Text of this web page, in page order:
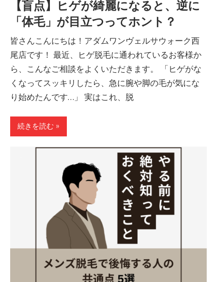
【盲点】ヒゲが綺麗になると、逆に
「体毛」が目立つってホント？
皆さんこんにちは！アダムワンヴェルサウォーク西
尾店です！ 最近、ヒゲ脱毛に通われているお客様か
ら、こんなご相談をよくいただきます。 「ヒゲがな
くなってスッキリしたら、急に腕や脚の毛が気にな
り始めたんです…」 実はこれ、脱
続きを読む »